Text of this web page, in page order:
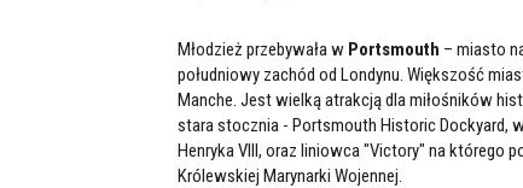
Młodzież przebywała w Portsmouth – miasto
południowy zachód od Londynu. Większość
Manche. Jest wielką atrakcją dla miłośników
stara stocznia - Portsmouth Historic Dockyard,
Henryka VIII, oraz liniowca "Victory" na którego
Królewskiej Marynarki Wojennej.